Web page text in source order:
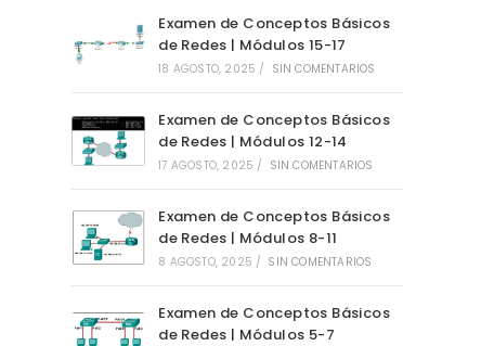
Examen de Conceptos Básicos
de Redes | Módulos 15-17
18 AGOSTO, 2025 / SIN COMENTARIOS
Examen de Conceptos Básicos
de Redes | Módulos 12-14
17 AGOSTO, 2025 / SIN COMENTARIOS
Examen de Conceptos Básicos
de Redes | Módulos 8-11
8 AGOSTO, 2025 / SIN COMENTARIOS
Examen de Conceptos Básicos
de Redes | Módulos 5-7